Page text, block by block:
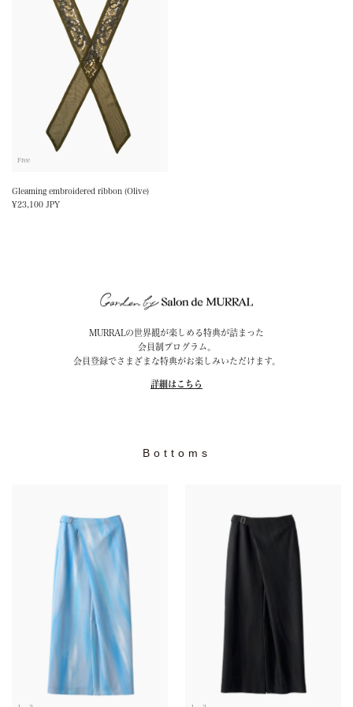
Free
Gleaming embroidered ribbon (Olive)
Sale
¥23,100 JPY
MURRALの世界観が楽しめる特典が詰まった
会員制プログラム。
会員登録でさまざまな特典がお楽しみいただけます。
詳細はこちら
Bottoms